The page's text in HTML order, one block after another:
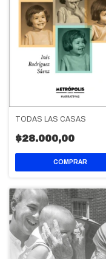
TODAS LAS CASAS
$28.000,00